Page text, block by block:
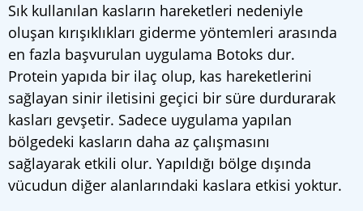
Sık kullanılan kasların hareketleri nedeniyle
oluşan kırışıklıkları giderme yöntemleri arasında
en fazla başvurulan uygulama Botoks dur.
Protein yapıda bir ilaç olup, kas hareketlerini
sağlayan sinir iletisini geçici bir süre durdurarak
kasları gevşetir. Sadece uygulama yapılan
bölgedeki kasların daha az çalışmasını
sağlayarak etkili olur. Yapıldığı bölge dışında
vücudun diğer alanlarındaki kaslara etkisi yoktur.